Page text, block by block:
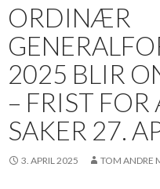
ORDINÆR
2025 BLIR
– FRIST
SAKER 27.
3. APRIL 2025 TOM ANDRE